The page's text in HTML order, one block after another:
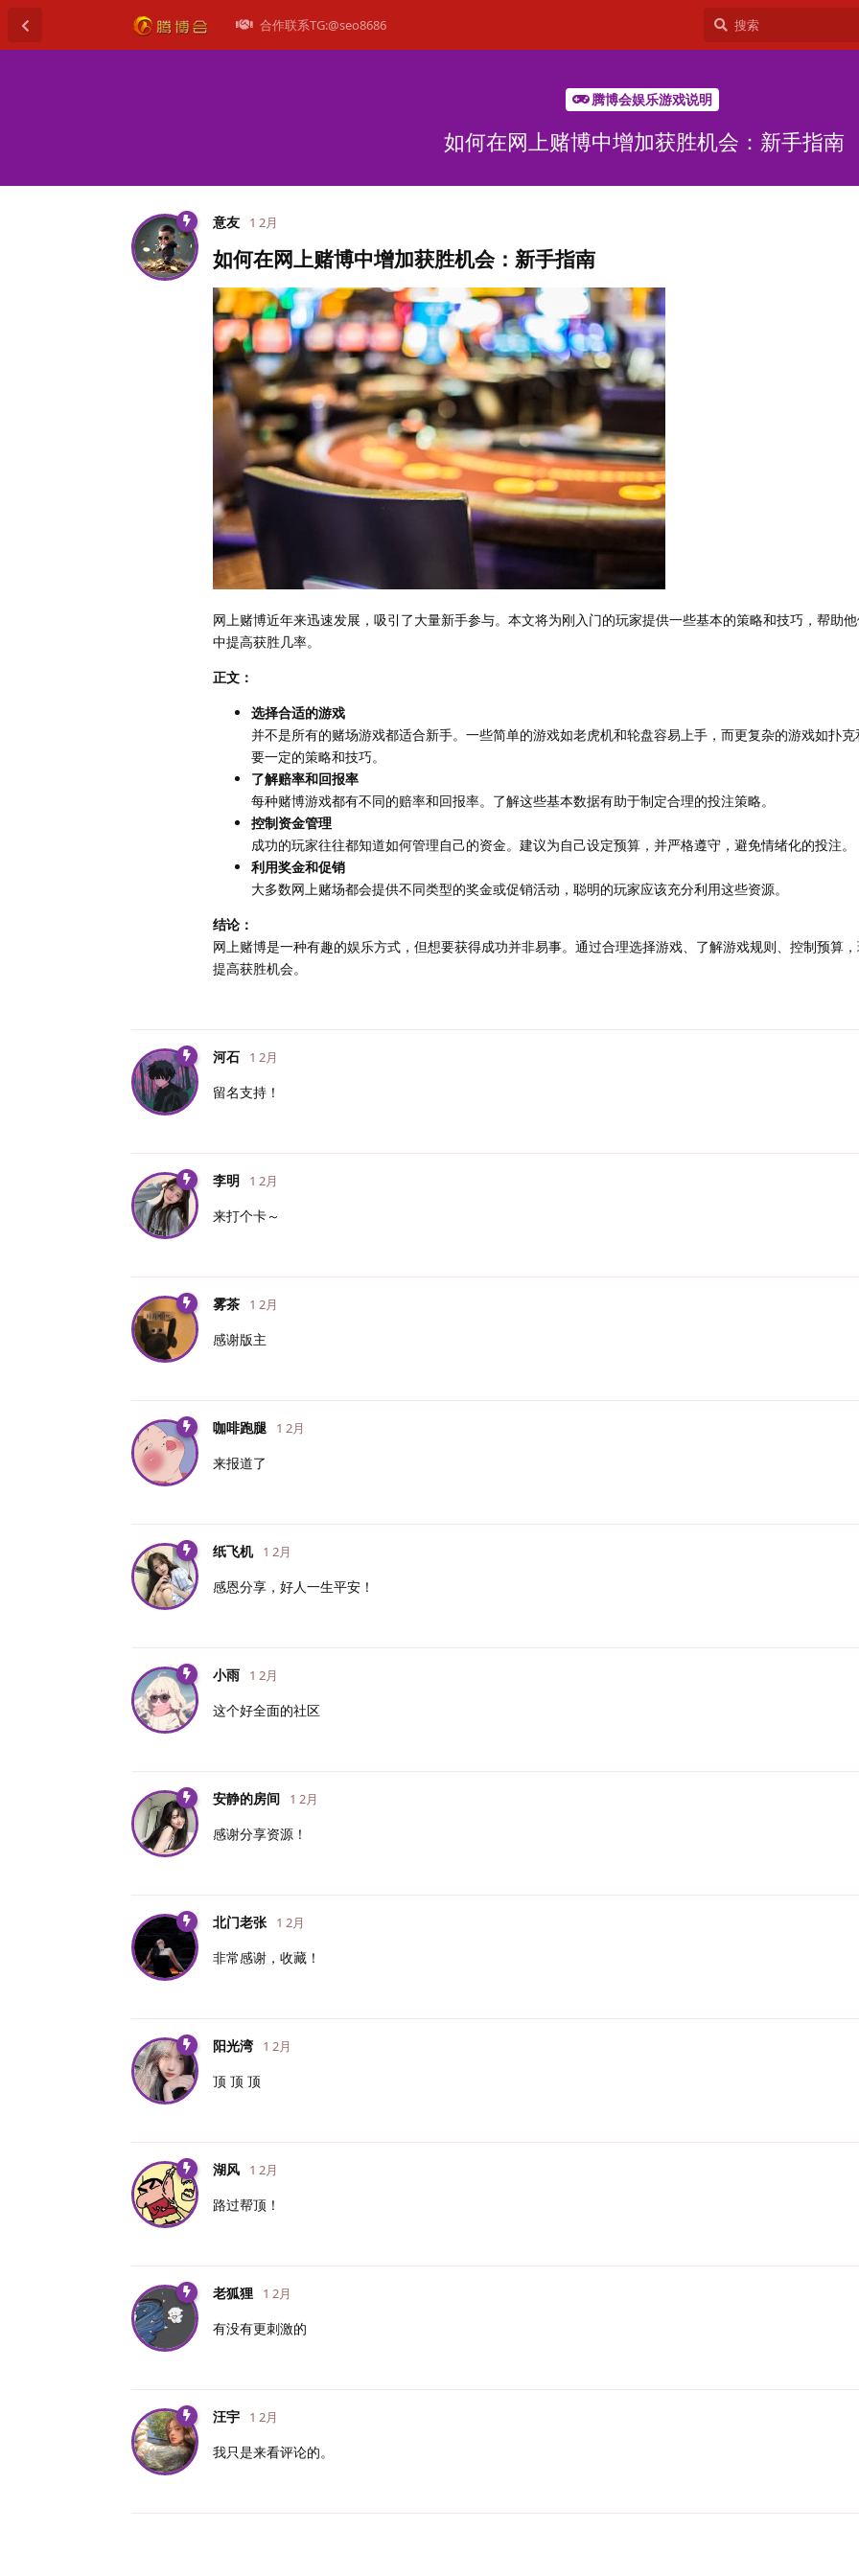
合作联系TG:@seo8686
腾博会娱乐游戏说明
如何在网上赌博中增加获胜机会：新手指南
意友 1 2月
如何在网上赌博中增加获胜机会：新手指南
网上赌博近年来迅速发展，吸引了大量新手参与。本文将为刚入门的玩家提供一些基本的策略和技巧，帮助
中提高获胜几率。
正文：
选择合适的游戏
并不是所有的赌场游戏都适合新手。一些简单的游戏如老虎机和轮盘容易上手，而更复杂的游戏如扑
要一定的策略和技巧。
了解赔率和回报率
每种赌博游戏都有不同的赔率和回报率。了解这些基本数据有助于制定合理的投注策略。
控制资金管理
成功的玩家往往都知道如何管理自己的资金。建议为自己设定预算，并严格遵守，避免情绪化的投注。
利用奖金和促销
大多数网上赌场都会提供不同类型的奖金或促销活动，聪明的玩家应该充分利用这些资源。
结论：
网上赌博是一种有趣的娱乐方式，但想要获得成功并非易事。通过合理选择游戏、了解游戏规则、控制预算
提高获胜机会。
河石 1 2月
留名支持！
李明 1 2月
来打个卡～
雾茶 1 2月
感谢版主
咖啡跑腿 1 2月
来报道了
纸飞机 1 2月
感恩分享，好人一生平安！
小雨 1 2月
这个好全面的社区
安静的房间 1 2月
感谢分享资源！
北门老张 1 2月
非常感谢，收藏！
阳光湾 1 2月
顶 顶 顶
湖风 1 2月
路过帮顶！
老狐狸 1 2月
有没有更刺激的
汪宇 1 2月
我只是来看评论的。